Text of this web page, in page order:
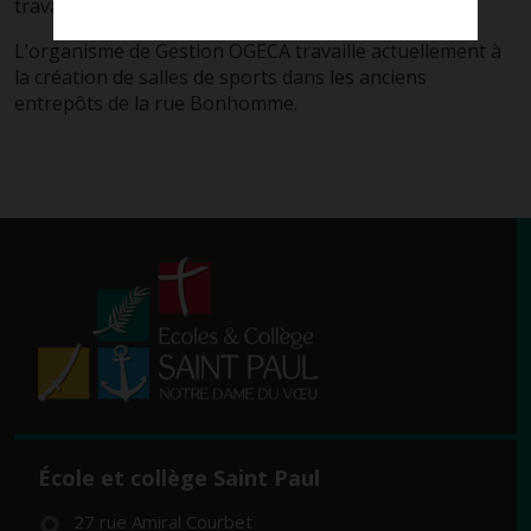
travaux ont commencé en octobre 2018.
L’organisme de Gestion OGECA travaille actuellement à
la création de salles de sports dans les anciens
entrepôts de la rue Bonhomme.
École et collège Saint Paul
27 rue Amiral Courbet